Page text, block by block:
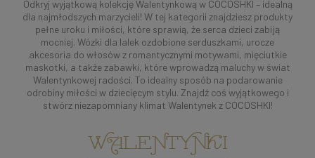
Odkryj wyjątkową kolekcję Walentynkową w COCOSHKI – idealną
dla najmłodszych marzycieli! W tej kategorii znajdziesz produkty
pełne uroku i miłości, które sprawią, że serca dzieci zabiją
mocniej. Wózki dla lalek ozdobione serduszkami, urocze
akcesoria do włosów z romantycznymi motywami, mięciutkie
maskotki, a także zabawki, które wprowadzą maluchy w świat
Walentynkowej radości. To idealny sposób na podarowanie
odrobiny miłości w dziecięcym stylu. Znajdź coś wyjątkowego i
stwórz niezapomniany klimat Walentynek z COCOSHKI!
WALENTYNKI